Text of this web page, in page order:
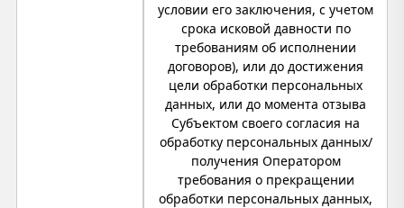
условии его заключения, с учетом
срока исковой давности по
требованиям об исполнении
договоров), или до достижения
цели обработки персональных
данных, или до момента отзыва
Субъектом своего согласия на
обработку персональных данных/
получения Оператором
требования о прекращении
обработки персональных данных,